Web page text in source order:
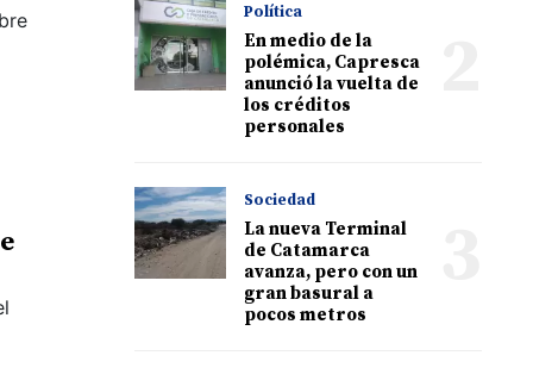
Política
En medio de la
polémica, Capresca
anunció la vuelta de
los créditos
personales
Sociedad
La nueva Terminal
de Catamarca
avanza, pero con un
gran basural a
pocos metros